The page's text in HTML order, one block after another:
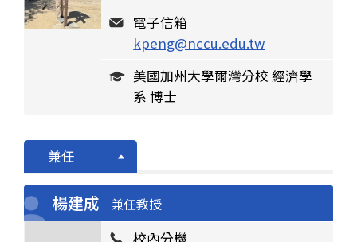
電子信箱
kpeng@nccu.edu.tw
美國加州大學爾灣分校 經濟學
系 博士
兼任
楊建成 兼任教授
校內分機